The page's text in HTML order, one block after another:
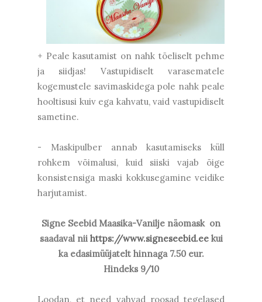
+ Peale kasutamist on nahk tõeliselt pehme
ja siidjas! Vastupidiselt varasematele
kogemustele savimaskidega pole nahk peale
hooltisusi kuiv ega kahvatu, vaid vastupidiselt
sametine.
- Maskipulber annab kasutamiseks küll
rohkem võimalusi, kuid siiski vajab õige
konsistensiga maski kokkusegamine veidike
harjutamist.
Signe Seebid Maasika-Vanilje näomask on
saadaval nii https://www.signeseebid.eekui
ka edasimüüjatelt hinnaga 7.50 eur.
Hindeks 9/10
Loodan, et need vahvad roosad tegelased